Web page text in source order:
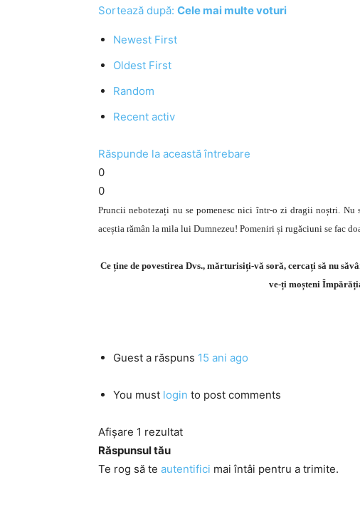
Sortează după: Cele mai multe voturi
Newest First
Oldest First
Random
Recent activ
Răspunde la această întrebare
0
0
Pruncii nebotezați nu se pomenesc nici într-o zi dragii noștri. Nu
aceștia rămân la mila lui Dumnezeu! Pomeniri și rugăciuni se fac
Ce ține de povestirea Dvs., mărturisiți-vă soră, cercați să nu
ve-ți moșteni
Guest a răspuns 15 ani ago
You must login to post comments
Afișare 1 rezultat
Răspunsul tău
Te rog să te autentifici mai întâi pentru a trimite.